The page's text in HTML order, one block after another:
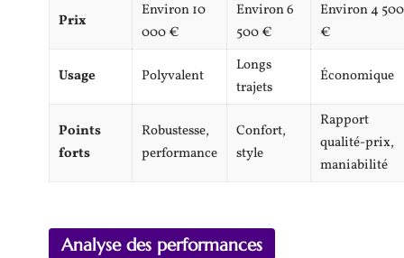
Prix
Environ 10
000 €
Environ 6
500 €
Environ 4 500
€
Usage Polyvalent
Longs
trajets
Économique
Points
forts
Robustesse,
performance
Confort,
style
Rapport
qualité-prix,
maniabilité
Analyse des performances